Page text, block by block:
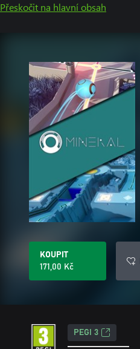
Přeskočit na hlavní obsah
KOUPIT
171,00 Kč
PEGI 3